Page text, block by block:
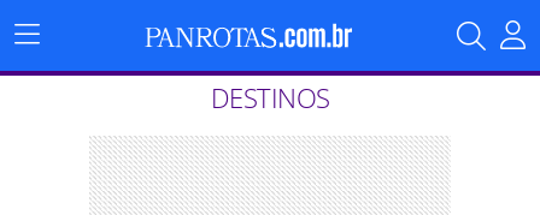
Menu
Principal
DESTINOS